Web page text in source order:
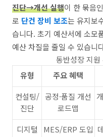
진단→개선 실행이 한 묶음
로 단건 장비 보조는 유지보
습니다. 초기 예산서에 소모
예산 차질을 줄일 수 있습니
동반성장 지원
유형
주요 혜택
컨설팅/
진단
공정·품질 개선
로드맵
디지털
MES/ERP 도입